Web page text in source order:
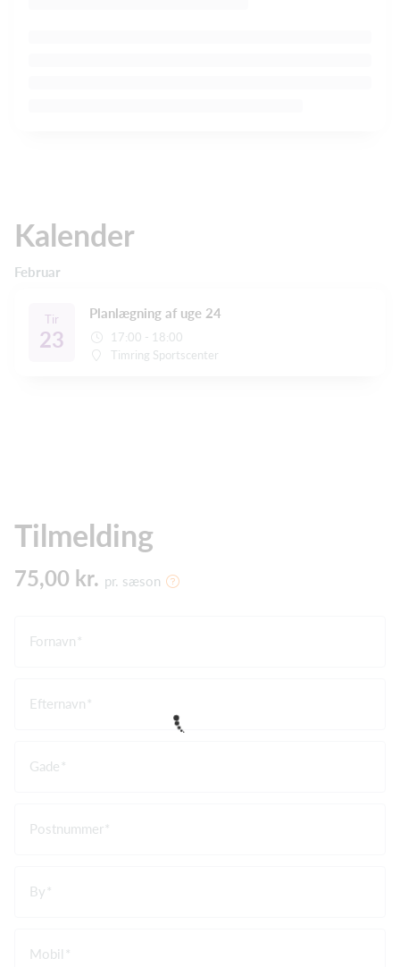
Kalender
Februar
Tir
23
Planlægning af uge 24
17:00 - 18:00
Timring Sportscenter
Tilmelding
75,00 kr. pr. sæson
Fornavn
Efternavn
Gade
Postnummer
By
Mobil